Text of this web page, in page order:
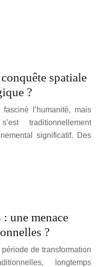
spatiale
?
l’humanité, mais
traditionnellement
significatif. Des
une menace
?
de transformation
longtemps